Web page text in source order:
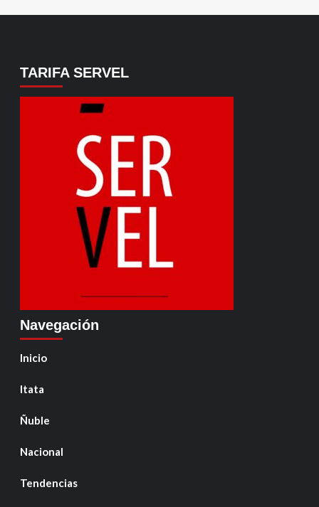
TARIFA SERVEL
Navegación
Inicio
Itata
Ñuble
Nacional
Tendencias